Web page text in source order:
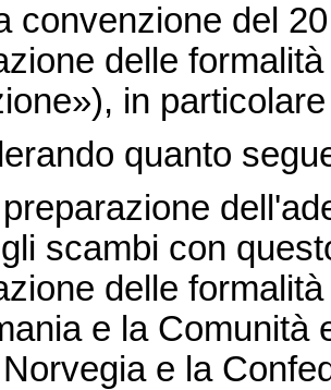
convenzione del
delle
in
quanto
scambi con
delle
e la Comunità
e la